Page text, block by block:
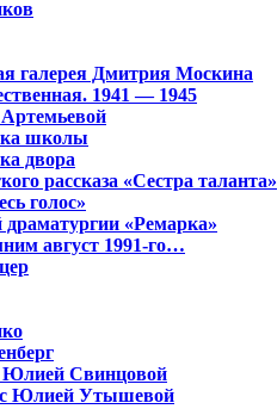
галерея Дмитрия Москина
1941 — 1945
школы
двора
рассказа «Сестра таланта»
голос»
драматургии «Ремарка»
август 1991-го…
Юлией Свинцовой
с Юлией Утышевой